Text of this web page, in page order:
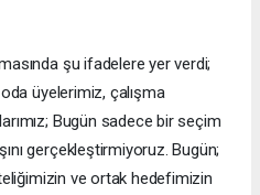
şu ifadelere yer verdi;
üyelerimiz, çalışma
Bugün sadece bir seçim
gerçekleştirmiyoruz. Bugün;
ve ortak hedefimizin